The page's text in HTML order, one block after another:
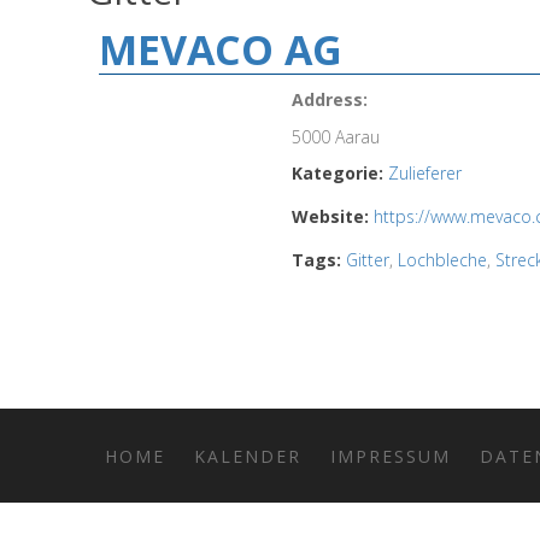
MEVACO AG
Address:
5000 Aarau
Kategorie: Zulieferer
Website: https://
Tags: Gitter, Lochbleche,
HOME KALENDER IMPRESSUM